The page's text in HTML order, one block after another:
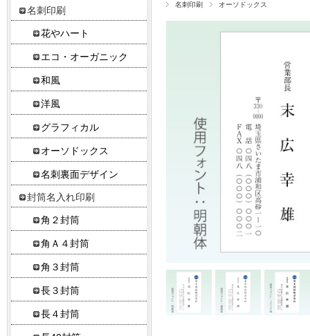
名刺印刷
オーソドックス
名刺印刷
花やハート
エコ・オーガニック
和風
洋風
グラフィカル
オーソドックス
名刺裏面デザイン
封筒名入れ印刷
角２封筒
角Ａ４封筒
角３封筒
長３封筒
長４封筒